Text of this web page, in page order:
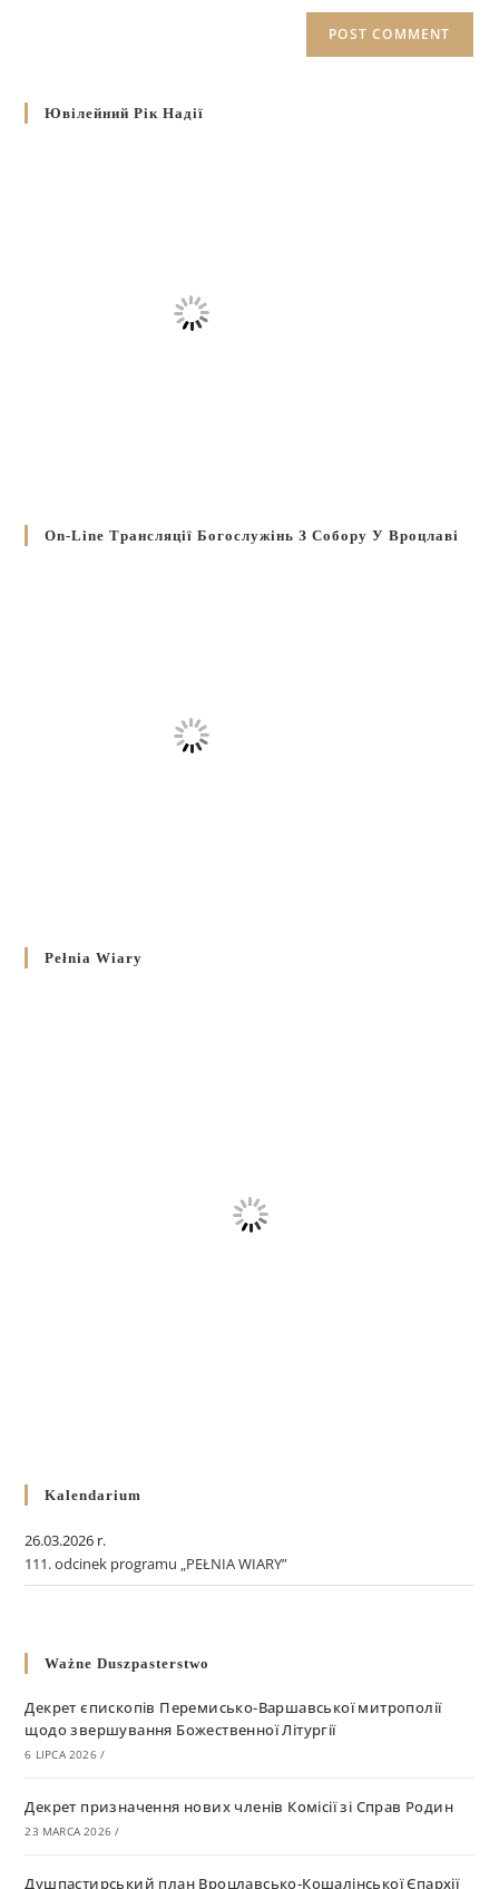
Ювілейний Рік Надії
On-Line Трансляції Богослужінь З Собору У Вроцлаві
Pełnia Wiary
Kalendarium
26.03.2026 r.
111. odcinek programu „PEŁNIA WIARY”
Ważne Duszpasterstwo
Декрет єпископів Перемисько-Варшавської митрополії
щодо звершування Божественної Літургії
6 LIPCA 2026 /
Декрет призначення нових членів Комісії зі Справ Родин
23 MARCA 2026 /
Душпастирський план Вроцлавсько-Кошалінської Єпархії